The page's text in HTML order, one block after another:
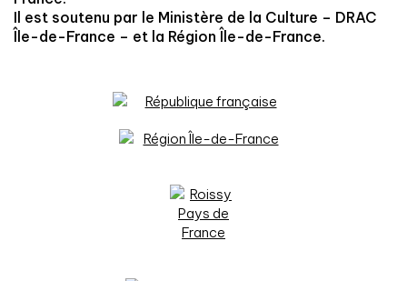
Il est soutenu par le Ministère de la Culture – DRAC
Île-de-France – et la Région Île-de-France.